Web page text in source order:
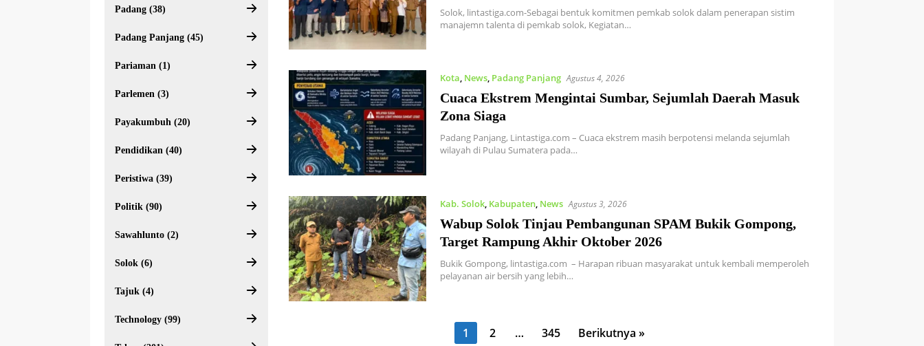
Padang (38)
Padang Panjang (45)
Pariaman (1)
Parlemen (3)
Payakumbuh (20)
Pendidikan (40)
Peristiwa (39)
Politik (90)
Sawahlunto (2)
Solok (6)
Tajuk (4)
Technology (99)
Solok, lintastiga.com-Sebagai bentuk komitmen pemkab solok dalam penerapan sistim
manajemn talenta di pemkab solok, Kegiatan…
Kota, News, Padang Panjang Agustus 4, 2026
Cuaca Ekstrem Mengintai Sumbar, Sejumlah Daerah Masuk
Zona Siaga
Padang Panjang, Lintastiga.com – Cuaca ekstrem masih berpotensi melanda sejumlah
wilayah di Pulau Sumatera pada…
Kab. Solok, Kabupaten, News Agustus 3, 2026
Wabup Solok Tinjau Pembangunan SPAM Bukik Gompong,
Target Rampung Akhir Oktober 2026
Bukik Gompong, lintastiga.com – Harapan ribuan masyarakat untuk kembali memperoleh
pelayanan air bersih yang lebih…
1 2 … 345 Berikutnya »